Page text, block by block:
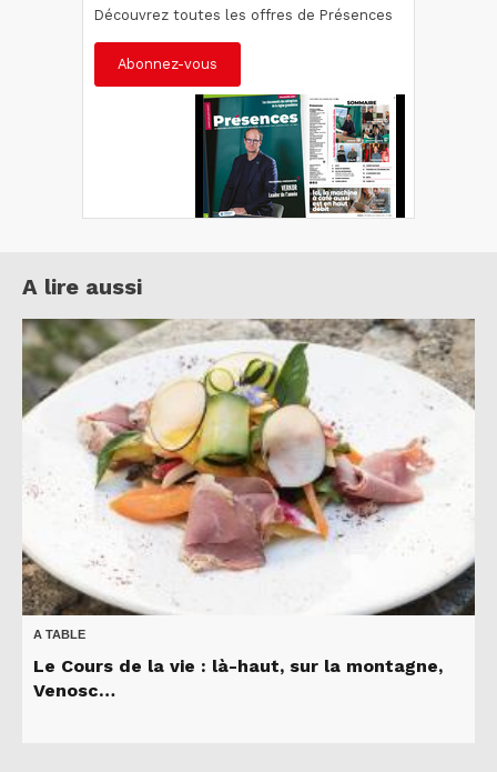
Découvrez toutes les offres de Présences
Abonnez-vous
A lire aussi
A TABLE
Le Cours de la vie : là-haut, sur la montagne,
Venosc…